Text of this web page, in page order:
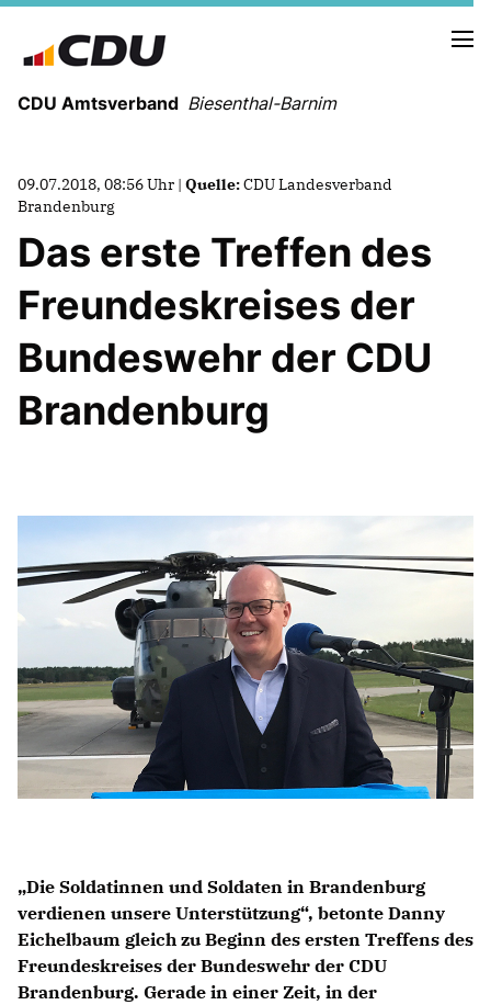
CDU Amtsverband Biesenthal-Barnim
CDU - SOCIAL-MEDIA
AKTUELLE TERMINE
Wahlprogramm der CDU Biesenthal
VORSTAND
UNSERE MANDATSTRÄGER IN BIESENTHAL
Mitmachen
LINKS
09.07.2018, 08:56 Uhr | Quelle:CDU Landesverband
Brandenburg
Das erste Treffen des
Freundeskreises der
Bundeswehr der CDU
Brandenburg
Die Soldatinnen und Soldaten in Brandenburg
verdienen unsere Unterstützung“, betonte Danny
Eichelbaum gleich zu Beginn des ersten Treffens des
Freundeskreises der Bundeswehr der CDU
Brandenburg. Gerade in einer Zeit, in der